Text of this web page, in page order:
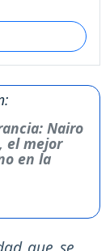
Nairo
el mejor
en la